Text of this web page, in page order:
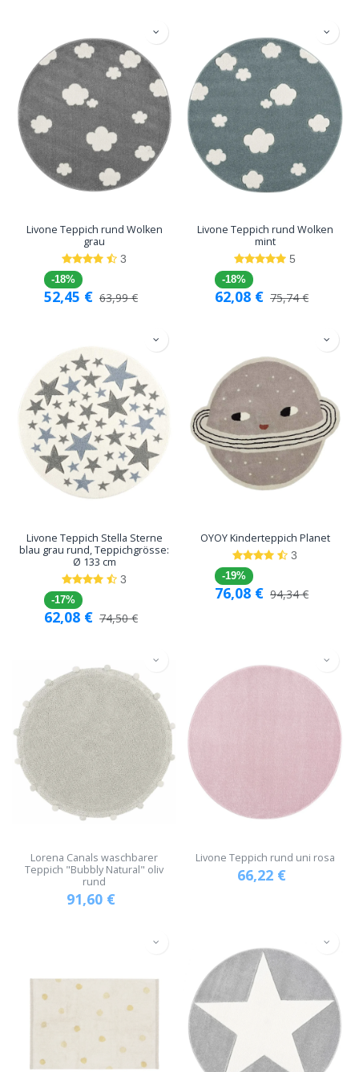
Livone Teppich rund Wolken
grau
3
-18%
52,45 € 63,99€
Livone Teppich rund Wolken
mint
5
-18%
62,08 € 75,74€
Livone Teppich Stella Sterne
blau grau rund, Teppichgrösse:
Ø 133 cm
3
-17%
62,08 € 74,50€
OYOY Kinderteppich Planet
3
-19%
76,08 € 94,34€
Lorena Canals waschbarer
Teppich "Bubbly Natural" oliv
rund
91,60 €
Livone Teppich rund uni rosa
66,22 €